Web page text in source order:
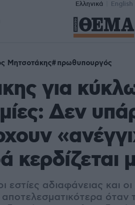
Ελληνικά English
Μητσοτάκης πρωθυπουργός
για
Δεν
κερδίζεται
εστίες αδιαφάνειας και
αποτελεσματικότερα